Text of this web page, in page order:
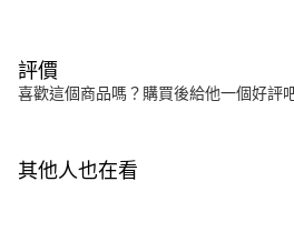
評價
喜歡這個商品嗎？購買後給他一個好評
其他人也在看